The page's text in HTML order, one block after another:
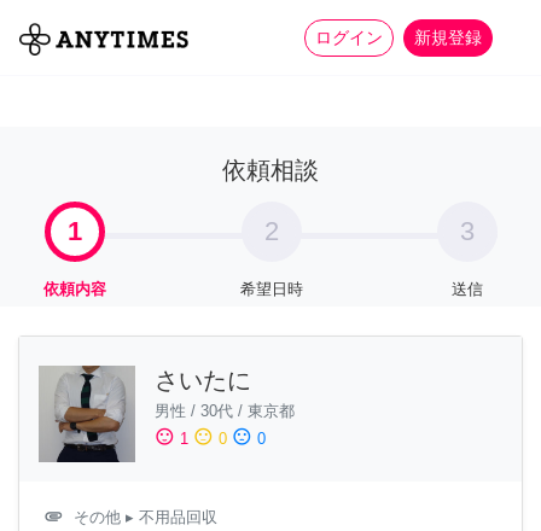
ログイン 新規登録
全て 家事 more_horiz
依頼相談
1
依頼内容
2
希望日時
3
送信
さいたに
男性 / 30代 / 東京都
sentiment_satisfied 1 sentiment_neutral 0 sentiment_dissatisfied 0
attachment その他 ▸ 不用品回収